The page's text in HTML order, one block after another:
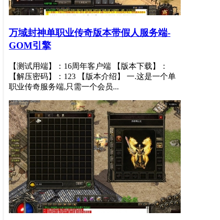
万域封神单职业传奇版本带假人服务端-
GOM引擎
【测试用端】：16周年客户端 【版本下载】：
【解压密码】：123 【版本介绍】 一.这是一个单
职业传奇服务端,只需一个会员...